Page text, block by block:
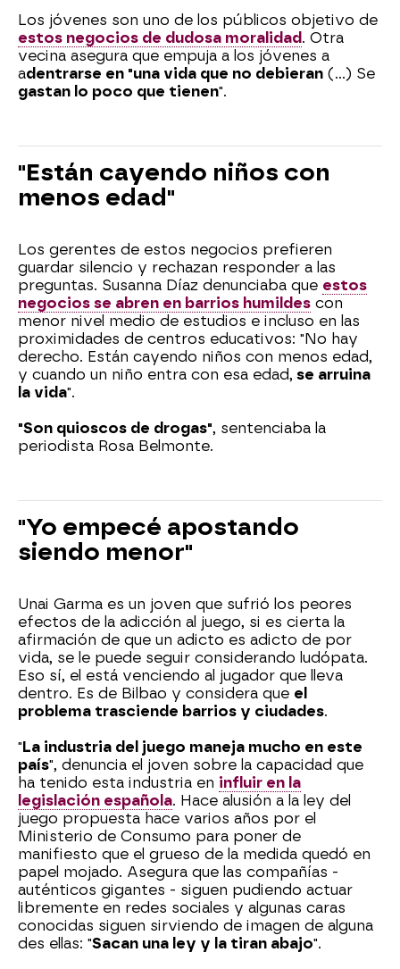
Los jóvenes son uno de los públicos objetivo de
estos negocios de dudosa moralidad . Otra
vecina asegura que empuja a los jóvenes a
adentrarse en "una vida que no debieran (...) Se
gastan lo poco que tienen".
"Están cayendo niños con
menos edad"
Los gerentes de estos negocios prefieren
guardar silencio y rechazan responder a las
preguntas. Susanna Díaz denunciaba que estos
negocios se abren en barrios humildes con
menor nivel medio de estudios e incluso en las
proximidades de centros educativos: "No hay
derecho. Están cayendo niños con menos edad,
y cuando un niño entra con esa edad, se arruina
la vida".
"Son quioscos de drogas", sentenciaba la
periodista Rosa Belmonte.
"Yo empecé apostando
siendo menor"
Unai Garma es un joven que sufrió los peores
efectos de la adicción al juego, si es cierta la
afirmación de que un adicto es adicto de por
vida, se le puede seguir considerando ludópata.
Eso sí, el está venciendo al jugador que lleva
dentro. Es de Bilbao y considera que el
problema trasciende barrios y ciudades.
"La industria del juego maneja mucho en este
país", denuncia el joven sobre la capacidad que
ha tenido esta industria en influir en la
legislación española. Hace alusión a la ley del
juego propuesta hace varios años por el
Ministerio de Consumo para poner de
manifiesto que el grueso de la medida quedó en
papel mojado. Asegura que las compañías -
auténticos gigantes - siguen pudiendo actuar
libremente en redes sociales y algunas caras
conocidas siguen sirviendo de imagen de alguna
des ellas: "Sacan una ley y la tiran abajo".